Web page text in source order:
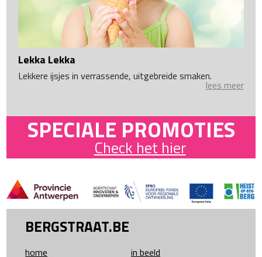
Lekka Lekka
Lekkere ijsjes in verrassende, uitgebreide smaken.
lees meer
SPECIALE PROMOTIES
Check het hier
BERGSTRAAT.BE
home in beeld